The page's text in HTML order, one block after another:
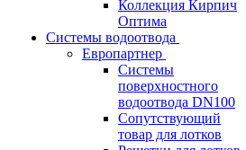
Коллекция Кирпич
Оптима
Системы водоотвода
Европартнер
Системы
поверхностного
водоотвода DN100
Сопутствующий
товар для лотков